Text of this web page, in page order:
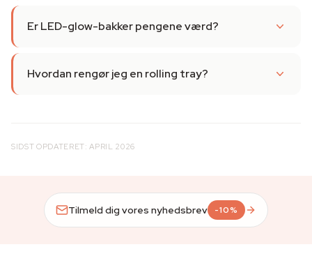
Er LED-glow-bakker pengene værd?
Hvordan rengør jeg en rolling tray?
SIDST OPDATERET: APRIL 2026
Tilmeld dig vores nyhedsbrev -10%